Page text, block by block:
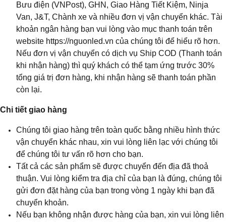
Bưu điện (VNPost), GHN, Giao Hàng Tiết Kiệm, Ninja
Van, J&T, Chành xe và nhiều đơn vị vận chuyển khác. Tài
khoản ngân hàng bạn vui lòng vào mục thanh toán trên
website https://nguonled.vn của chúng tôi để hiểu rõ hơn.
Nếu đơn vị vận chuyển có dịch vụ Ship COD (Thanh toán
khi nhận hàng) thì quý khách có thể tạm ứng trước 30%
tổng giá trị đơn hàng, khi nhận hàng sẽ thanh toán phần
còn lại.
Chi tiết giao hàng
Chúng tôi giao hàng trên toàn quốc bằng nhiều hình thức
vận chuyển khác nhau, xin vui lòng liên lạc với chúng tôi
để chúng tôi tư vấn rõ hơn cho bạn.
Tất cả các sản phẩm sẽ được chuyển đến địa đã thoả
thuận. Vui lòng kiểm tra địa chỉ của bạn là đúng, chúng tôi
gửi đơn đặt hàng của bạn trong vòng 1 ngày khi bạn đã
chuyển khoản.
Nếu bạn không nhận được hàng của bạn, xin vui lòng liên